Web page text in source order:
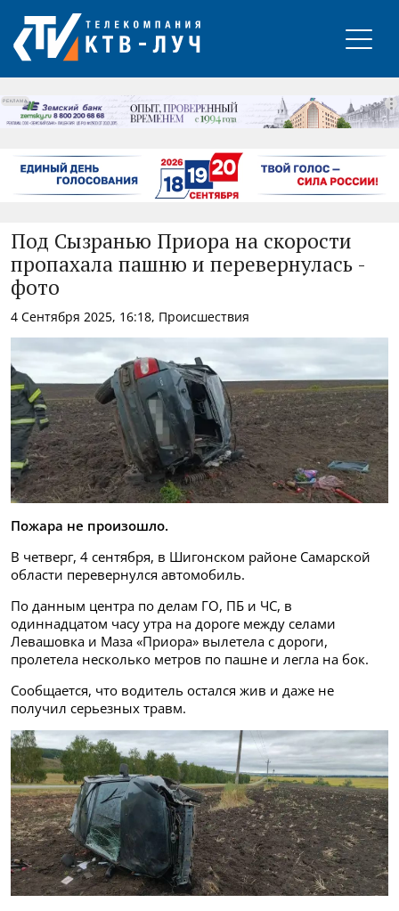
РЕКЛАМА
Под Сызранью Приора на скорости
пропахала пашню и перевернулась -
фото
4 Сентября 2025, 16:18, Происшествия
Пожара не произошло.
В четверг, 4 сентября, в Шигонском районе Самарской
области перевернулся автомобиль.
По данным центра по делам ГО, ПБ и ЧС, в
одиннадцатом часу утра на дороге между селами
Левашовка и Маза «Приора» вылетела с дороги,
пролетела несколько метров по пашне и легла на бок.
Сообщается, что водитель остался жив и даже не
получил серьезных травм.